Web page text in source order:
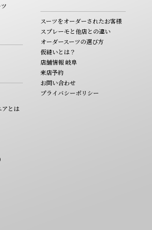
アとは
スーツをオーダーされたお客様
スプレーモと他店との違い
オーダースーツの選び方
仮縫いとは？
店舗情報 岐阜
来店予約
お問い合わせ
プライバシーポリシー